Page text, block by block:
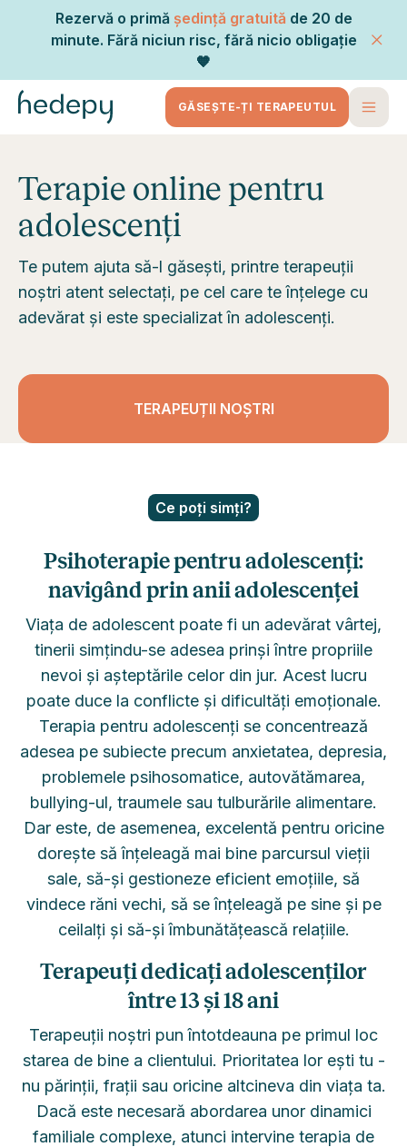
Rezervă o primă ședință gratuită de 20 de
minute. Fără niciun risc, fără nicio obligație
🧡
GĂSEȘTE-ȚI TERAPEUTUL
Terapie online pentru
adolescenți
Te putem ajuta să-l găsești, printre terapeuții
noștri atent selectați, pe cel care te înțelege cu
adevărat și este specializat în adolescenți.
TERAPEUȚII NOȘTRI
Ce poți simți?
Psihoterapie pentru adolescenți:
navigând prin anii adolescenței
Viața de adolescent poate fi un adevărat vârtej,
tinerii simțindu-se adesea prinși între propriile
nevoi și așteptările celor din jur. Acest lucru
poate duce la conflicte și dificultăți emoționale.
Terapia pentru adolescenți se concentrează
adesea pe subiecte precum anxietatea, depresia,
problemele psihosomatice, autovătămarea,
bullying-ul, traumele sau tulburările alimentare.
Dar este, de asemenea, excelentă pentru oricine
dorește să înțeleagă mai bine parcursul vieții
sale, să-și gestioneze eficient emoțiile, să
vindece răni vechi, să se înțeleagă pe sine și pe
ceilalți și să-și îmbunătățească relațiile.
Terapeuți dedicați adolescenților
între 13 și 18 ani
Terapeuții noștri pun întotdeauna pe primul loc
starea de bine a clientului. Prioritatea lor ești tu -
nu părinții, frații sau oricine altcineva din viața ta.
Dacă este necesară abordarea unor dinamici
familiale complexe, atunci intervine terapia de